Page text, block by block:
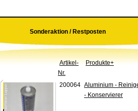
Sonderaktion / Restposten
Artikel-
Nr.
Produkte+
200064 Aluminium -
- Konservierer